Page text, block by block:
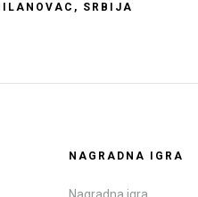
SRBIJA
NAGRADNA IGRA